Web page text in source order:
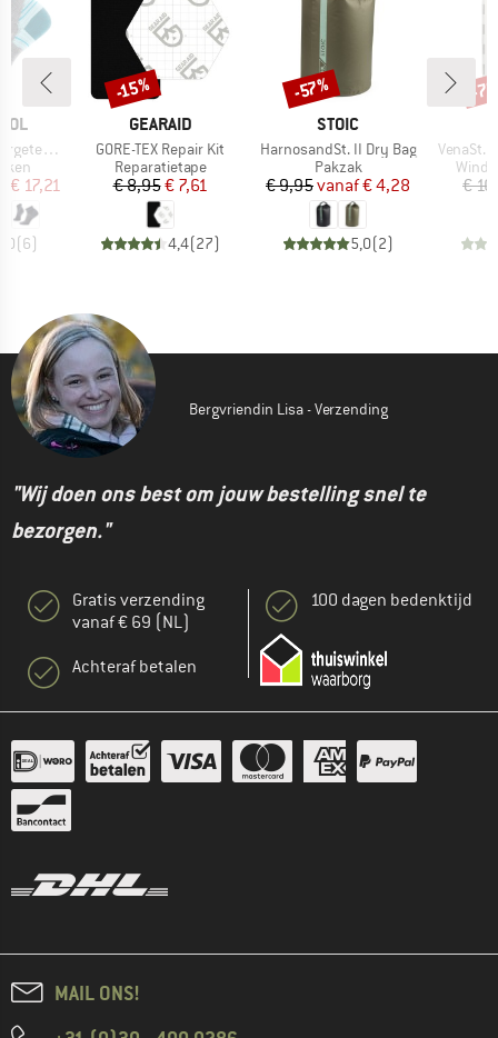
Socks
prijs
€ 17,21
(6)
MERK
GEARAID
Artikel
GORE-TEX Repair Kit
Productgroep
Reparatietape
Prijs
€ 8,95Verlaagde prijs
€ 7,61
4,4(27)
Korting
-15%
MERK
STOIC
Artikel
HarnosandSt. II Dry Bag
Productgroep
Pakzak
Prijs
€ 9,95 Verlaagde prijs
vanaf€ 4,28
5,0(2)
Korting
-57%
Artikel
VenaSt.
€
-
Bergvriendin Lisa - Verzending
"Wij doen ons best om jouw bestelling snel te
bezorgen."
Gratis verzending
vanaf € 69 (NL)
Achteraf betalen
100 dagen bedenktijd
MAIL ONS!